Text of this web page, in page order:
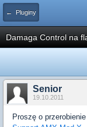
← Pluginy
Damaga Control na
Senior
19.10.2011
Proszę o